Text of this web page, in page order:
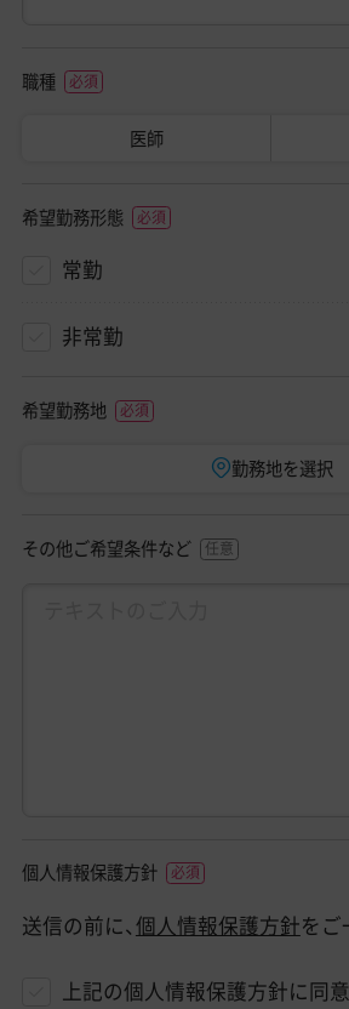
職種
医師
希望勤務形態
常勤
非常勤
希望勤務地
勤務地を選択
その他ご希望条件など
個人情報保護方針
送信の前に、個人情報保護方針をご
上記の個人情報保護方針に同